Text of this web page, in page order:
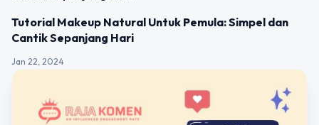
Tutorial Makeup Natural Untuk Pemula: Simpel dan
Cantik Sepanjang Hari
Jan 22, 2024